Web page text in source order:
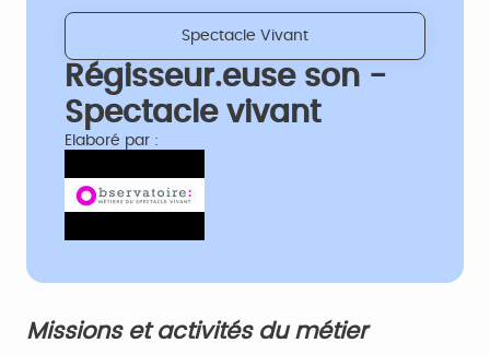
Spectacle Vivant
Régisseur.euse son -
Spectacle vivant
Elaboré par :
Missions et activités du métier